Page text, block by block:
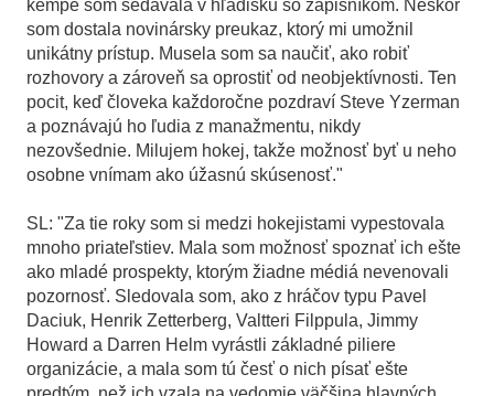
kempe som sedávala v hľadisku so zápisníkom. Neskôr
som dostala novinársky preukaz, ktorý mi umožnil
unikátny prístup. Musela som sa naučiť, ako robiť
rozhovory a zároveň sa oprostiť od neobjektívnosti. Ten
pocit, keď človeka každoročne pozdraví Steve Yzerman
a poznávajú ho ľudia z manažmentu, nikdy
nezovšednie. Milujem hokej, takže možnosť byť u neho
osobne vnímam ako úžasnú skúsenosť."
SL: "Za tie roky som si medzi hokejistami vypestovala
mnoho priateľstiev. Mala som možnosť spoznať ich ešte
ako mladé prospekty, ktorým žiadne médiá nevenovali
pozornosť. Sledovala som, ako z hráčov typu Pavel
Daciuk, Henrik Zetterberg, Valtteri Filppula, Jimmy
Howard a Darren Helm vyrástli základné piliere
organizácie, a mala som tú česť o nich písať ešte